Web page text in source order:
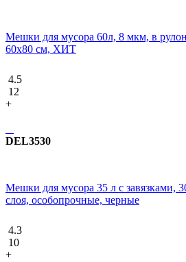
Мешки для мусора 60л, 8 мкм, в
60х80 см, ХИТ
4.5
12
+
DEL3530
Мешки для мусора 35 л с завязками,
слоя, особопрочные, черные
4.3
10
+